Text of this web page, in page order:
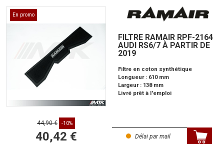
En promo
FILTRE RAMAIR RPF-2164
AUDI RS6/7 À PARTIR DE
2019
Filtre en coton synthétique
Longueur : 610 mm
Largeur : 138 mm
Livré prêt à l'emploi
44,90 € -10%
40,42 € Délai par mail